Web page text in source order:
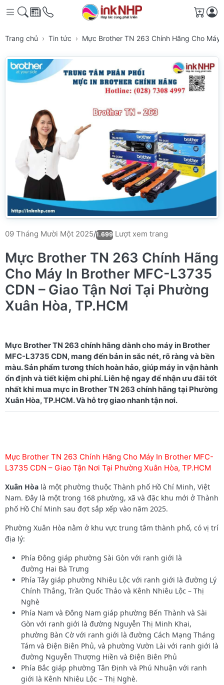
Giỏ
Trang chủ Tin tức Mực Brother TN 263 Chính Hãng Cho Máy
09 Tháng Mười Một 2025/1.699 Lượt xem trang
Mực Brother TN 263 Chính Hãng
Cho Máy In Brother MFC-L3735
CDN – Giao Tận Nơi Tại Phường
Xuân Hòa, TP.HCM
Mực Brother TN 263 chính hãng dành cho máy in Brother
MFC-L3735 CDN, mang đến bản in sắc nét, rõ ràng và bền
màu. Sản phẩm tương thích hoàn hảo, giúp máy in vận hành
ổn định và tiết kiệm chi phí. Liên hệ ngay để nhận ưu đãi tốt
nhất khi mua mực in Brother TN 263 chính hãng tại Phường
Mực Brother TN 263 Chính Hãng Cho Máy In Brother MFC-
L3735 CDN – Giao Tận Nơi Tại Phường Xuân Hòa, TP.HCM
Xuân Hòa là một phường thuộc Thành phố Hồ Chí Minh, Việt
Nam. Đây là một trong 168 phường, xã và đặc khu mới ở Thành
phố Hồ Chí Minh sau đợt sắp xếp vào năm 2025.
Phường Xuân Hòa nằm ở khu vực trung tâm thành phố, có vị trí
địa lý:
Phía Đông giáp phường Sài Gòn với ranh giới là
đường Hai Bà Trưng
Phía Tây giáp phường Nhiêu Lộc với ranh giới là đường Lý
Chính Thắng, Trần Quốc Thảo và Kênh Nhiêu Lộc – Thị
Nghè
Phía Nam và Đông Nam giáp phường Bến Thành và Sài
Gòn với ranh giới là đường Nguyễn Thị Minh Khai,
phường Bàn Cờ với ranh giới là đường Cách Mạng Tháng
Tám và Điện Biên Phủ, và phường Vườn Lài với ranh giới là
đường Nguyễn Thượng Hiền và Điện Biên Phủ
Phía Bắc giáp phường Tân Định và Phú Nhuận với ranh
giới là Kênh Nhiêu Lộc – Thị Nghè.